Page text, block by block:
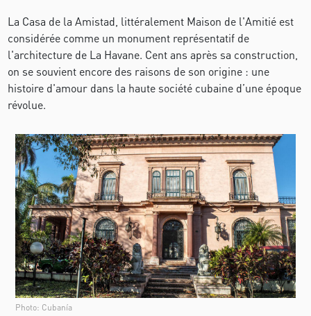
La Casa de la Amistad, littéralement Maison de l'Amitié est
considérée comme un monument représentatif de
l'architecture de La Havane. Cent ans après sa construction,
on se souvient encore des raisons de son origine : une
histoire d'amour dans la haute société cubaine d’une époque
révolue.
Photo: Cubanía